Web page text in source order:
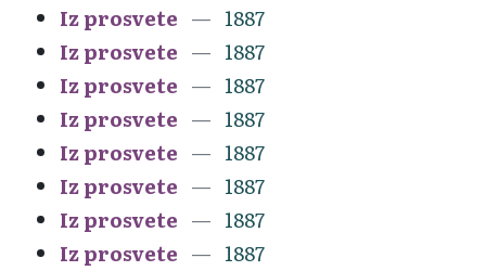
Iz prosvete
1887
Iz prosvete
1887
Iz prosvete
1887
Iz prosvete
1887
Iz prosvete
1887
Iz prosvete
1887
Iz prosvete
1887
Iz prosvete
1887